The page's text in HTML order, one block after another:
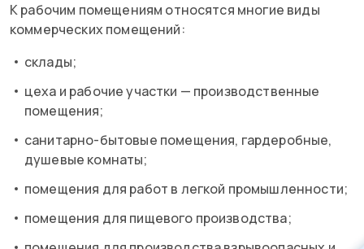
К рабочим помещениям относятся многие виды
коммерческих помещений:
склады;
цеха и рабочие участки — производственные
помещения;
санитарно-бытовые помещения, гардеробные,
душевые комнаты;
помещения для работ в легкой промышленности;
помещения для пищевого производства;